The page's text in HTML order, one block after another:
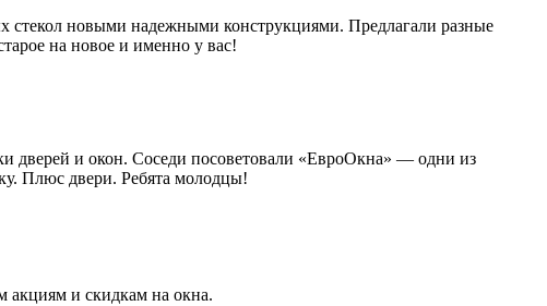
стекол новыми надежными конструкциями. Предлагали разные
на новое и именно у вас!
дверей и окон. Соседи посоветовали «ЕвроОкна» — одни из
Плюс двери. Ребята молодцы!
акциям и скидкам на окна.